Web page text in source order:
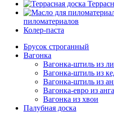
пиломатериалов
Колер-паста
Брусок строганный
Вагонка
Вагонка-штиль из
Вагонка-штиль из
Вагонка-штиль из
Вагонка-евро из
Вагонка из хвои
Палубная доска